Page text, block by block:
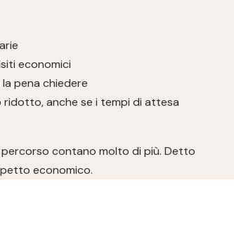
economici
pena chiedere
anche se i tempi di attesa
contano molto di più. Detto
economico.